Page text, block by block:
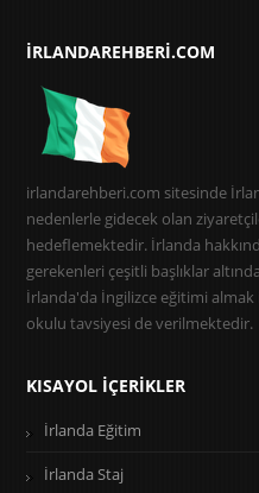
IRLANDAREHBERI.COM
irlandarehberi.com sitesinde
nedenlerle gidecek olan
hedeflemektedir. İrlanda
gerekenleri çeşitli başlıklar
İrlanda'da İngilizce eğitimi
okulu tavsiyesi de verilmektedir.
KISAYOL İÇERIKLER
İrlanda Eğitim
İrlanda Staj